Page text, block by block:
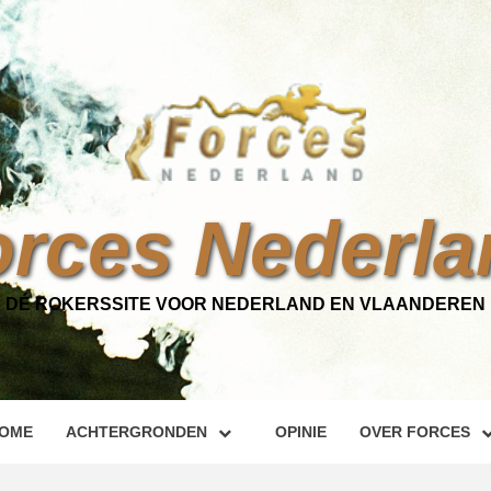
DÉ ROKERSSITE VOOR NEDERLAND EN VLAANDEREN
ACHTERGRONDEN OPINIE OVER FORCES